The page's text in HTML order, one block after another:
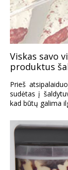
Viskas savo
produktus
Prieš
sudėtas į
kad būtų galima